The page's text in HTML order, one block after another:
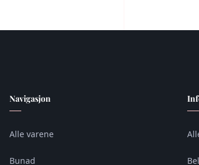
Navigasjon
Alle varene
Bunad